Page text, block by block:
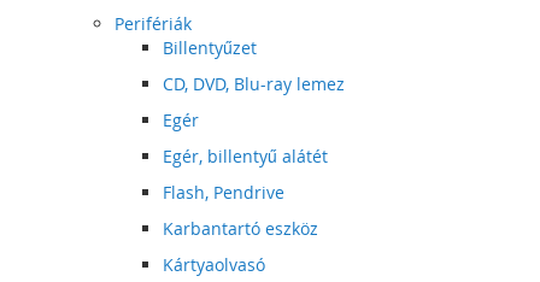
Perifériák
Billentyűzet
CD, DVD, Blu-ray lemez
Egér
Egér, billentyű alátét
Flash, Pendrive
Karbantartó eszköz
Kártyaolvasó